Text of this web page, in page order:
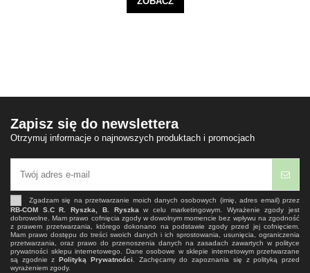
Zapisz się do newslettera
Otrzymuj informacje o najnowszych produktach i promocjach
Zgadzam się na przetwarzanie moich danych osobowych (imię, adres email) przez
RB-COM S.C R. Ryszka, B. Ryszka w celu marketingowym. Wyrażenie zgody jest
dobrowolne. Mam prawo cofnięcia zgody w dowolnym momencie bez wpływu na zgodność
z prawem przetwarzania, którego dokonano na podstawie zgody przed jej cofnięciem.
Mam prawo dostępu do treści swoich danych i ich sprostowania, usunięcia, ograniczenia
przetwarzania, oraz prawo do przenoszenia danych na zasadach zawartych w polityce
prywatności sklepu internetowego. Dane osobowe w sklepie internetowym przetwarzane
są zgodnie zPolityką Prywatności . Zachęcamy do zapoznania się z polityką przed
wyrażeniem zgody.